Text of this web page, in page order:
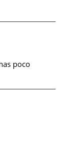
poco